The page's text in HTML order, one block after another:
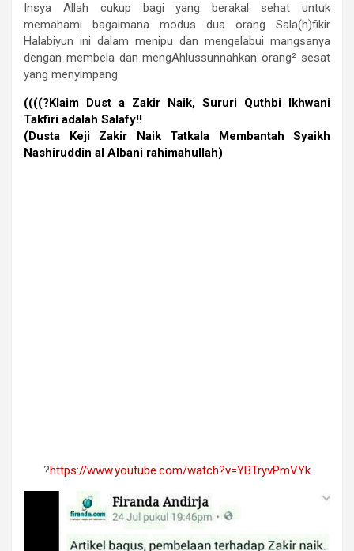
Insya Allah cukup bagi yang berakal sehat untuk
memahami bagaimana modus dua orang Sala(h)fikir
Halabiyun ini dalam menipu dan mengelabui mangsanya
dengan membela dan mengAhlussunnahkan orang² sesat
yang menyimpang.
((((?Klaim Dust a Zakir Naik, Sururi Quthbi Ikhwani
Takfiri adalah Salafy!!
(Dusta Keji Zakir Naik Tatkala Membantah Syaikh
Nashiruddin al Albani rahimahullah)
?https://www.youtube.com/watch?v=YBTryvPmVYk